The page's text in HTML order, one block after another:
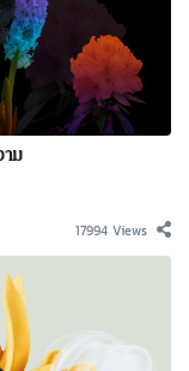
ม
17994 Views